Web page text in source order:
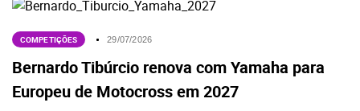
COMPETIÇÕES 29/07/2026
Bernardo Tibúrcio renova com Yamaha para
Europeu de Motocross em 2027